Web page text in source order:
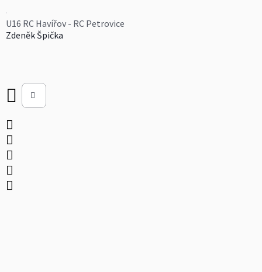
U16 RC Havířov - RC Petrovice
Zdeněk Špička